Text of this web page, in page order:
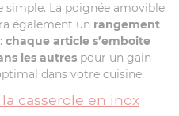
simple. La poignée amovible
également un rangement
: chaque article s’emboite
les autres pour un gain
dans votre cuisine.
casserole en inox